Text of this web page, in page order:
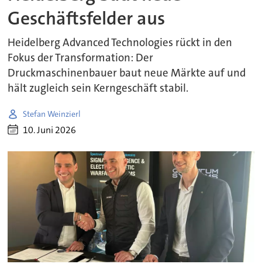
Geschäftsfelder aus
Heidelberg Advanced Technologies rückt in den
Fokus der Transformation: Der
Druckmaschinenbauer baut neue Märkte auf und
hält zugleich sein Kerngeschäft stabil.
Stefan Weinzierl
10. Juni 2026